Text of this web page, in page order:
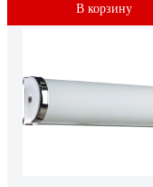
В корзину